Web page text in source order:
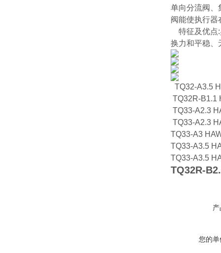
单向分流阀、
阀能使执行器
特征及优点:
换力和平稳、
TQ32-
TQ32R-B1.1
TQ33-A2.3
TQ33-
TQ33-A3
TQ33-A3.5
TQ33-A3.5
TQ32R-
您的